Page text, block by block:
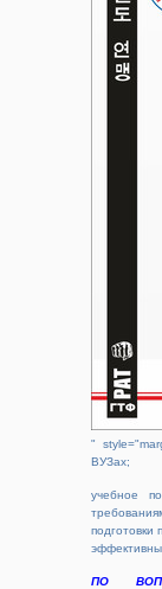
"
ВУЗах;
учебное
подготовки
ПО